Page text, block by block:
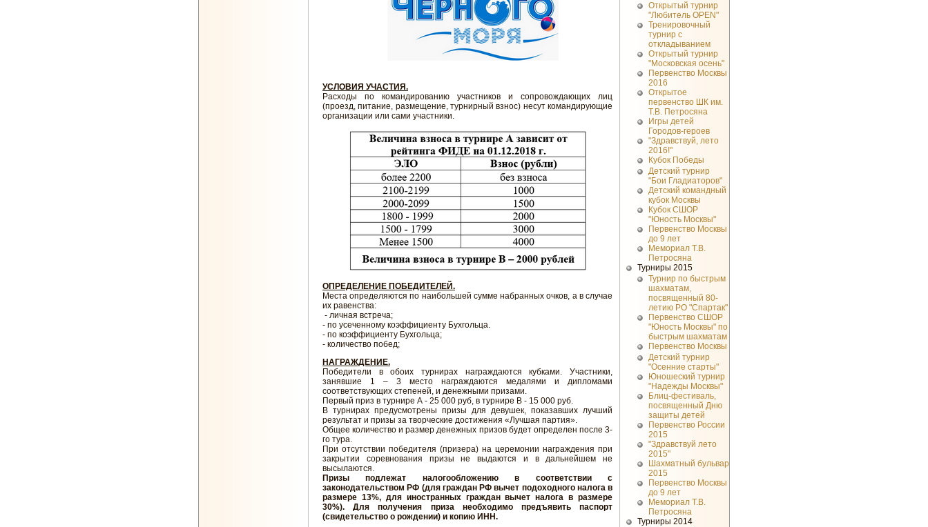
УСЛОВИЯ УЧАСТИЯ.
Расходы по командированию участников и сопровождающих лиц
(проезд, питание, размещение, турнирный взнос) несут командирующие
организации или сами участники.
ОПРЕДЕЛЕНИЕ ПОБЕДИТЕЛЕЙ.
Места определяются по наибольшей сумме набранных очков, а в случае
их равенства:
- личная встреча;
- по усеченному коэффициенту Бухгольца.
- по коэффициенту Бухгольца;
- количество побед;
НАГРАЖДЕНИЕ.
Победители в обоих турнирах награждаются кубками. Участники,
занявшие 1 – 3 место награждаются медалями и дипломами
соответствующих степеней, и денежными призами.
Первый приз в турнире А - 25 000 руб, в турнире В - 15 000 руб.
В турнирах предусмотрены призы для девушек, показавших лучший
результат и призы за творческие достижения «Лучшая партия».
Общее количество и размер денежных призов будет определен после 3-
го тура.
При отсутствии победителя (призера) на церемонии награждения при
закрытии соревнования призы не выдаются и в дальнейшем не
высылаются.
Призы подлежат налогообложению в соответствии с
законодательством РФ (для граждан РФ вычет подоходного налога в
размере 13%, для иностранных граждан вычет налога в размере
30%). Для получения приза необходимо предъявить паспорт
(свидетельство о рождении) и копию ИНН.
Открытый турнир
"Любитель OPEN"
Тренировочный
турнир с
откладыванием
Открытый турнир
"Московская осень"
Первенство Москвы
2016
Открытое
первенство ШК им.
Т.В. Петросяна
Игры детей
Городов-героев
"Здравствуй, лето
2016!"
Кубок Победы
Детский турнир
"Бои Гладиаторов"
Детский командный
кубок Москвы
Кубок СШОР
"Юность Москвы"
Первенство Москвы
до 9 лет
Мемориал Т.В.
Петросяна
Турниры 2015
Турнир по быстрым
шахматам,
посвященный 80-
летию РО "Спартак"
Первенство СШОР
"Юность Москвы" по
быстрым шахматам
Первенство Москвы
Детский турнир
"Осенние старты"
Юношеский турнир
"Надежды Москвы"
Блиц-фестиваль,
посвященный Дню
защиты детей
Первенство России
2015
"Здравствуй лето
2015"
Шахматный бульвар
2015
Первенство Москвы
до 9 лет
Мемориал Т.В.
Петросяна
Турниры 2014